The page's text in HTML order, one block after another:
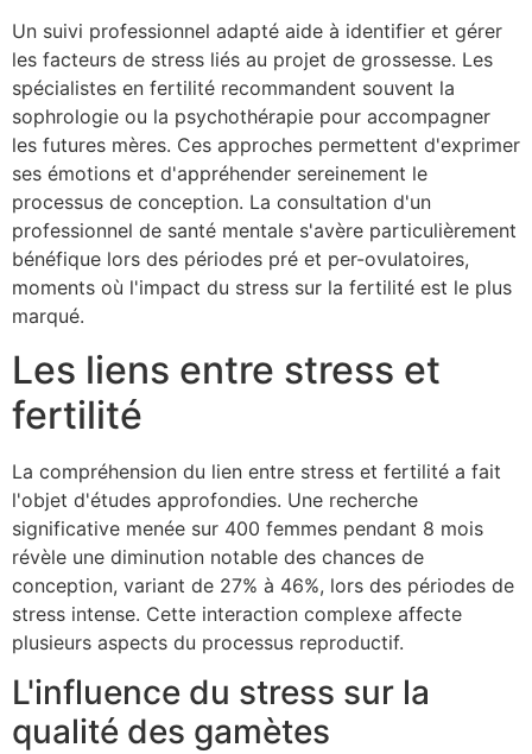
Un suivi professionnel adapté aide à identifier et gérer
les facteurs de stress liés au projet de grossesse. Les
spécialistes en fertilité recommandent souvent la
sophrologie ou la psychothérapie pour accompagner
les futures mères. Ces approches permettent d'exprimer
ses émotions et d'appréhender sereinement le
processus de conception. La consultation d'un
professionnel de santé mentale s'avère particulièrement
bénéfique lors des périodes pré et per-ovulatoires,
moments où l'impact du stress sur la fertilité est le plus
marqué.
Les liens entre stress et
fertilité
La compréhension du lien entre stress et fertilité a fait
l'objet d'études approfondies. Une recherche
significative menée sur 400 femmes pendant 8 mois
révèle une diminution notable des chances de
conception, variant de 27% à 46%, lors des périodes de
stress intense. Cette interaction complexe affecte
plusieurs aspects du processus reproductif.
L'influence du stress sur la
qualité des gamètes